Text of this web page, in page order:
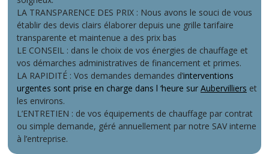
LA TRANSPARENCE DES PRIX : Nous avons le souci de vous
établir des devis clairs élaborer depuis une grille tarifaire
transparente et maintenue a des prix bas
LE CONSEIL : dans le choix de vos énergies de chauffage et
vos démarches administratives de financement et primes.
LA RAPIDITÉ : Vos demandes demandes d’interventions
urgentes sont prise en charge dans l ‘heure sur Aubervilliers et
les environs.
L’ENTRETIEN : de vos équipements de chauffage par contrat
ou simple demande, géré annuellement par notre SAV interne
à l’entreprise.